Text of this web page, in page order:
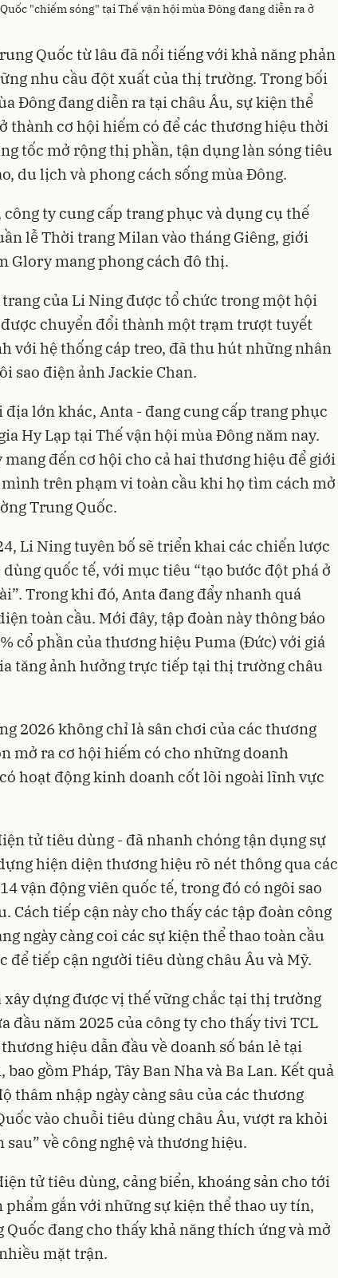
"chiếm sóng" tại Thế vận hội mùa Đông đang diễn ra ở
Quốc từ lâu đã nổi tiếng với khả năng phản
nhu cầu đột xuất của thị trường. Trong bối
Đông đang diễn ra tại châu Âu, sự kiện thể
thành cơ hội hiếm có để các thương hiệu thời
tốc mở rộng thị phần, tận dụng làn sóng tiêu
du lịch và phong cách sống mùa Đông.
ty cung cấp trang phục và dụng cụ thế
lễ Thời trang Milan vào tháng Giêng, giới
Glory mang phong cách đô thị.
của Li Ning được tổ chức trong một hội
chuyển đổi thành một trạm trượt tuyết
với hệ thống cáp treo, đã thu hút những nhân
sao điện ảnh Jackie Chan.
lớn khác, Anta - đang cung cấp trang phục
Hy Lạp tại Thế vận hội mùa Đông năm nay.
mang đến cơ hội cho cả hai thương hiệu để giới
trên phạm vi toàn cầu khi họ tìm cách mở
Trung Quốc.
Li Ning tuyên bố sẽ triển khai các chiến lược
quốc tế, với mục tiêu “tạo bước đột phá ở
Trong khi đó, Anta đang đẩy nhanh quá
toàn cầu. Mới đây, tập đoàn này thông báo
cổ phần của thương hiệu Puma (Đức) với giá
tăng ảnh hưởng trực tiếp tại thị trường châu
2026 không chỉ là sân chơi của các thương
mở ra cơ hội hiếm có cho những doanh
hoạt động kinh doanh cốt lõi ngoài lĩnh vực
tử tiêu dùng - đã nhanh chóng tận dụng sự
hiện diện thương hiệu rõ nét thông qua các
vận động viên quốc tế, trong đó có ngôi sao
Cách tiếp cận này cho thấy các tập đoàn công
ngày càng coi các sự kiện thể thao toàn cầu
để tiếp cận người tiêu dùng châu Âu và Mỹ.
xây dựng được vị thế vững chắc tại thị trường
đầu năm 2025 của công ty cho thấy tivi TCL
hiệu dẫn đầu về doanh số bán lẻ tại
gồm Pháp, Tây Ban Nha và Ba Lan. Kết quả
thâm nhập ngày càng sâu của các thương
vào chuỗi tiêu dùng châu Âu, vượt ra khỏi
về công nghệ và thương hiệu.
tử tiêu dùng, cảng biển, khoáng sản cho tới
phẩm gắn với những sự kiện thể thao uy tín,
đang cho thấy khả năng thích ứng và mở
mặt trận.